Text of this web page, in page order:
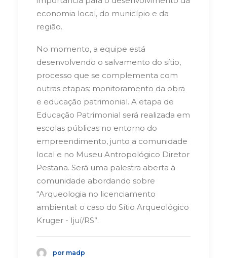
economia local, do município e da
região.
No momento, a equipe está
desenvolvendo o salvamento do sítio,
processo que se complementa com
outras etapas: monitoramento da obra
e educação patrimonial. A etapa de
Educação Patrimonial será realizada em
escolas públicas no entorno do
empreendimento, junto a comunidade
local e no Museu Antropológico Diretor
Pestana. Será uma palestra aberta à
comunidade abordando sobre
“Arqueologia no licenciamento
ambiental: o caso do Sítio Arqueológico
Kruger - Ijuí/RS”.
por madp